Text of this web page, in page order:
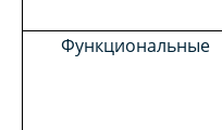
Функциональные